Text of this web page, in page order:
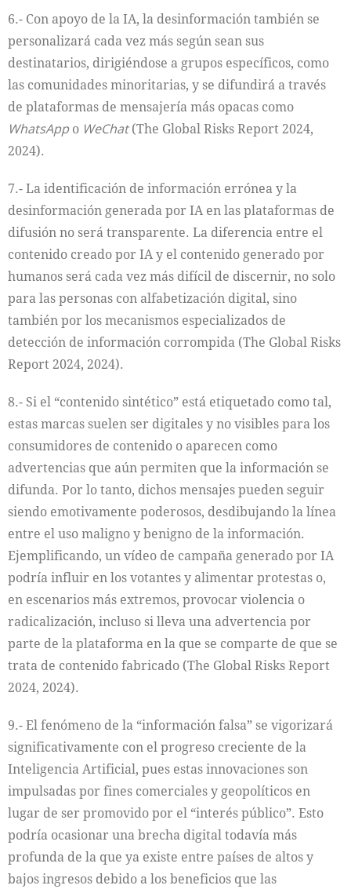
6.- Con apoyo de la IA, la desinformación también se
personalizará cada vez más según sean sus
destinatarios, dirigiéndose a grupos específicos, como
las comunidades minoritarias, y se difundirá a través
de plataformas de mensajería más opacas como
WhatsAppo WeChat(The Global Risks Report 2024,
2024).
7.- La identificación de información errónea y la
desinformación generada por IA en las plataformas de
difusión no será transparente. La diferencia entre el
contenido creado por IA y el contenido generado por
humanos será cada vez más difícil de discernir, no solo
para las personas con alfabetización digital, sino
también por los mecanismos especializados de
detección de información corrompida (The Global Risks
Report 2024, 2024).
8.- Si el “contenido sintético” está etiquetado como tal,
estas marcas suelen ser digitales y no visibles para los
consumidores de contenido o aparecen como
advertencias que aún permiten que la información se
difunda. Por lo tanto, dichos mensajes pueden seguir
siendo emotivamente poderosos, desdibujando la línea
entre el uso maligno y benigno de la información.
Ejemplificando, un vídeo de campaña generado por IA
podría influir en los votantes y alimentar protestas o,
en escenarios más extremos, provocar violencia o
radicalización, incluso si lleva una advertencia por
parte de la plataforma en la que se comparte de que se
trata de contenido fabricado (The Global Risks Report
2024, 2024).
9.- El fenómeno de la “información falsa” se vigorizará
significativamente con el progreso creciente de la
Inteligencia Artificial, pues estas innovaciones son
impulsadas por fines comerciales y geopolíticos en
lugar de ser promovido por el “interés público”. Esto
podría ocasionar una brecha digital todavía más
profunda de la que ya existe entre países de altos y
bajos ingresos debido a los beneficios que las